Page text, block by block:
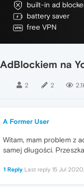
built-in ad
battery saver
free VPN
na
2 2
A Former User
Witam, mam problem z
samej długości.
1 Reply Last reply 15 Jul